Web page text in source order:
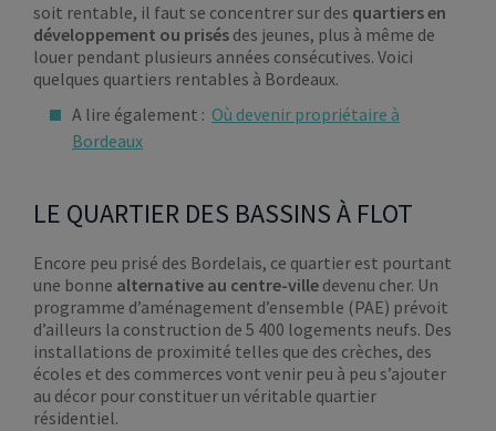
soit rentable, il faut se concentrer sur des quartiers en
développement ou prisés des jeunes, plus à même de
louer pendant plusieurs années consécutives. Voici
quelques quartiers rentables à Bordeaux.
A lire également : Où devenir propriétaire à
Bordeaux
LE QUARTIER DES BASSINS À FLOT
Encore peu prisé des Bordelais, ce quartier est pourtant
une bonne alternative au centre-ville devenu cher. Un
programme d’aménagement d’ensemble (PAE) prévoit
d’ailleurs la construction de 5 400 logements neufs. Des
installations de proximité telles que des crèches, des
écoles et des commerces vont venir peu à peu s’ajouter
au décor pour constituer un véritable quartier
résidentiel.